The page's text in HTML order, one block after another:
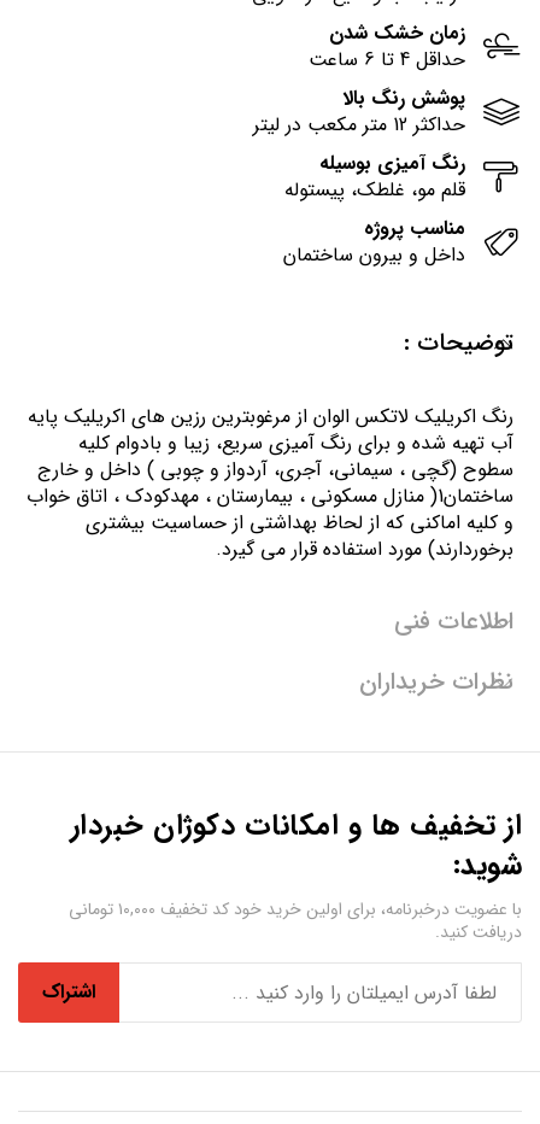
زمان خشک شدن
حداقل 4 تا 6 ساعت
پوشش رنگ بالا
حداکثر 12 متر مکعب در لیتر
رنگ آمیزی بوسیله
قلم مو، غلطک، پیستوله
مناسب پروژه
داخل و بیرون ساختمان
توضیحات :
رنگ اكريليك لاتكس الوان از مرغوبترين رزين هاي اكريليك پايه
آب تهيه شده و برای رنگ آمیزی سریع، زیبا و بادوام کلیه
سطوح (گچی ، سیمانی، آجری، آردواز و چوبی ) داخل و خارج
ساختمان1( منازل مسكوني ، بيمارستان ، مهدكودك ، اتاق خواب
و كليه اماكني كه از لحاظ بهداشتي از حساسيت بيشتري
برخوردارند) مورد استفاده قرار می گیرد.
اطلاعات فنی
نظرات خریداران
از تخفیف ها و امکانات دکوژان خبردار
شوید:
با عضویت درخبرنامه، برای اولین خرید خود کد تخفیف ۱۰,۰۰۰ تومانی
دریافت کنید.
اشتراک